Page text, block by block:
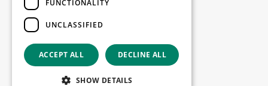
Contact
Juridisch
Privacy policy
FUNCTIONALITY
UNCLASSIFIED
ACCEPT ALL DECLINE ALL
SHOW DETAILS